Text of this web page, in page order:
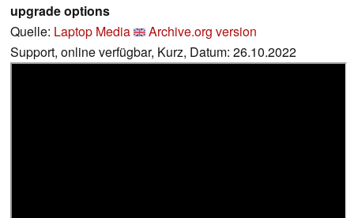
upgrade options
Quelle: Laptop Media
Archive.org version
Support, online verfügbar, Kurz, Datum: 26.10.2022